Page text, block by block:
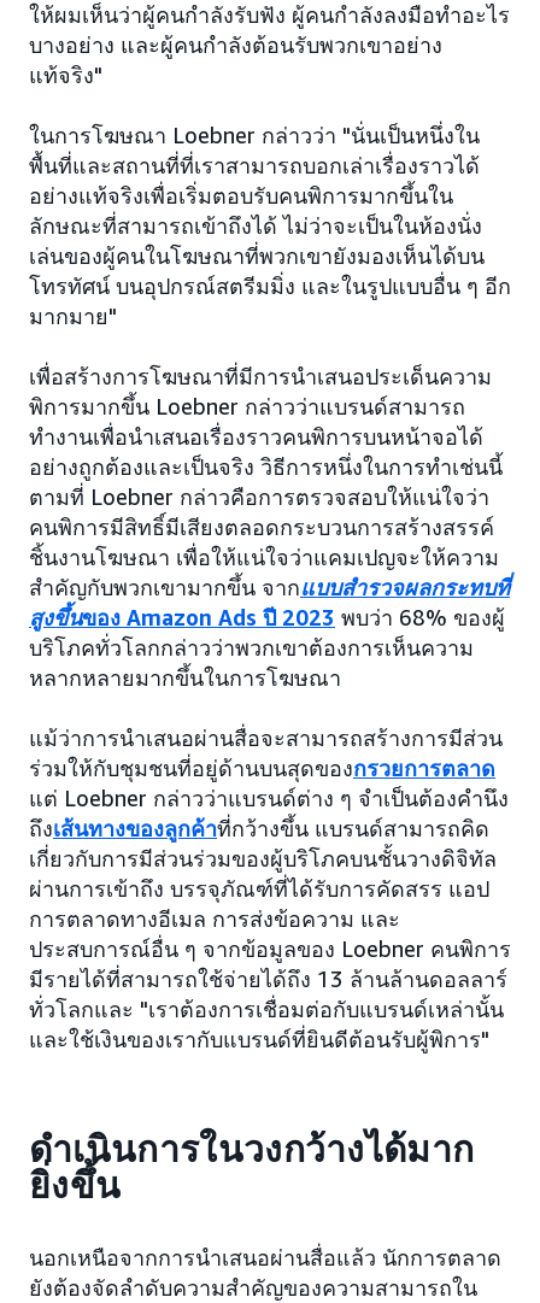
ให้ผมเห็นว่าผู้คนกำลังรับฟัง ผู้คนกำลังลงมือทำอะไร
บางอย่าง และผู้คนกำลังต้อนรับพวกเขาอย่าง
แท้จริง"
ในการโฆษณา Loebner กล่าวว่า "นั่นเป็นหนึ่งใน
พื้นที่และสถานที่ที่เราสามารถบอกเล่าเรื่องราวได้
อย่างแท้จริงเพื่อเริ่มตอบรับคนพิการมากขึ้นใน
ลักษณะที่สามารถเข้าถึงได้ ไม่ว่าจะเป็นในห้องนั่ง
เล่นของผู้คนในโฆษณาที่พวกเขายังมองเห็นได้บน
โทรทัศน์ บนอุปกรณ์สตรีมมิ่ง และในรูปแบบอื่น ๆ อีก
มากมาย"
เพื่อสร้างการโฆษณาที่มีการนำเสนอประเด็นความ
พิการมากขึ้น Loebner กล่าวว่าแบรนด์สามารถ
ทำงานเพื่อนำเสนอเรื่องราวคนพิการบนหน้าจอได้
อย่างถูกต้องและเป็นจริง วิธีการหนึ่งในการทำเช่นนี้
ตามที่ Loebner กล่าวคือการตรวจสอบให้แน่ใจว่า
คนพิการมีสิทธิ์มีเสียงตลอดกระบวนการสร้างสรรค์
ชิ้นงานโฆษณา เพื่อให้แน่ใจว่าแคมเปญจะให้ความ
สำคัญกับพวกเขามากขึ้น จากแบบสำรวจผลกระทบที่
สูงขึ้นของ Amazon Ads ปี 2023 พบว่า 68% ของผู้
บริโภคทั่วโลกกล่าวว่าพวกเขาต้องการเห็นความ
หลากหลายมากขึ้นในการโฆษณา
แม้ว่าการนำเสนอผ่านสื่อจะสามารถสร้างการมีส่วน
ร่วมให้กับชุมชนที่อยู่ด้านบนสุดของกรวยการตลาด
แต่ Loebner กล่าวว่าแบรนด์ต่าง ๆ จำเป็นต้องคำนึง
ถึงเส้นทางของลูกค้าที่กว้างขึ้น แบรนด์สามารถคิด
เกี่ยวกับการมีส่วนร่วมของผู้บริโภคบนชั้นวางดิจิทัล
ผ่านการเข้าถึง บรรจุภัณฑ์ที่ได้รับการคัดสรร แอป
การตลาดทางอีเมล การส่งข้อความ และ
ประสบการณ์อื่น ๆ จากข้อมูลของ Loebner คนพิการ
มีรายได้ที่สามารถใช้จ่ายได้ถึง 13 ล้านล้านดอลลาร์
ทั่วโลกและ "เราต้องการเชื่อมต่อกับแบรนด์เหล่านั้น
และใช้เงินของเรากับแบรนด์ที่ยินดีต้อนรับผู้พิการ"
ดำเนินการในวงกว้างได้มาก
ยิ่งขึ้น
นอกเหนือจากการนำเสนอผ่านสื่อแล้ว นักการตลาด
ยังต้องจัดลำดับความสำคัญของความสามารถใน